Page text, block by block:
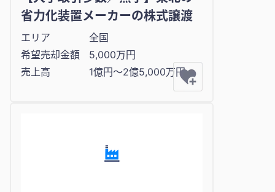
省力化装置メーカーの株式譲渡
エリア
全国
希望売却金額
5,000万円
売上高
1億円〜2億5,000万円